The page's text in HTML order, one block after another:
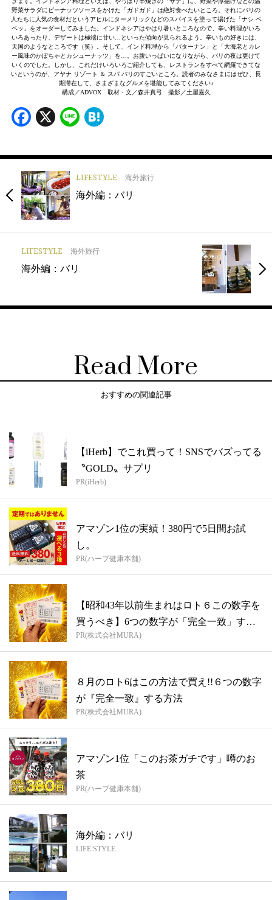
野菜サラダにピーナッツソースをかけた「ガドガド」は絶対食べたいところ。それにバリの
人たちに人気の食材だというアヒルにターメリックなどのスパイスを塗って揚げた「ナシ ベ
ベッ」をオーダーしてみました。インドネシアはやはり暑いところなので、辛い料理がいろ
いろあったり、デザートは極端に甘い…といった傾向が見られるよう。辛いもの好きには、
天国のようなところです（笑）。そして、インド料理から「バターナン」と「大海老とカレ
ー風味のかぼちゃとカシューナッツ」を…。お腹いっぱいになりながら、バリの夜は更けて
いくのでした。しかし、これだけいろいろご紹介しても、レストランをすべて網羅できてな
いというのが、アヤナ リゾート ＆ スパ バリのすごいところ。読者のみなさまにはぜひ、長
期滞在して、さまざまなグルメを堪能してみてください♪
構成／ADVOX 取材・文／森井真弓 撮影／土屋嘉久
Facebook
X Line
LIFESTYLE 海外旅行
海外編：バリ
LIFESTYLE 海外旅行
海外編：バリ
Read More
おすすめの関連記事
【iHerb】でこれ買って！SNSでバズってる
〝GOLD〟サプリ
PR(iHerb)
アマゾン1位の実績！380円で5日間お試
し。
PR(ハーブ健康本舗)
【昭和43年以前生まれはロト６この数字を
買うべき】6つの数字が「完全一致」する
方...
PR(株式会社MURA)
８月のロト6はこの方法で買え!!６つの数字
が『完全一致』する方法
PR(株式会社MURA)
アマゾン1位「このお茶ガチです」噂のお
茶
PR(ハーブ健康本舗)
海外編：バリ
LIFE STYLE